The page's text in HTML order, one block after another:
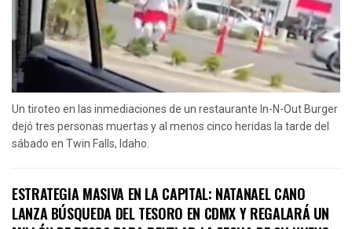
Un tiroteo en las inmediaciones de un restaurante In-N-Out Burger
dejó tres personas muertas y al menos cinco heridas la tarde del
sábado en Twin Falls, Idaho.
ESTRATEGIA MASIVA EN LA CAPITAL: NATANAEL CANO
LANZA BÚSQUEDA DEL TESORO EN CDMX Y REGALARÁ UN